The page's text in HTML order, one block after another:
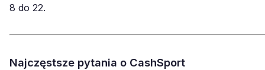
8 do 22.
Najczęstsze pytania o CashSport